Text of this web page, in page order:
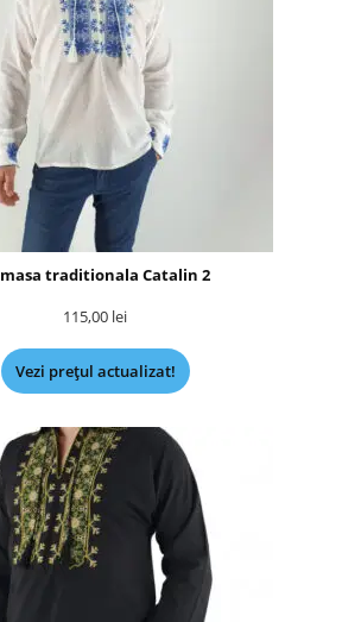
traditionala Catalin 2
115,00 lei
Vezi prețul actualizat!